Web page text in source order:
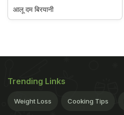
आलू दम बिरयानी
Trending Links
Weight Loss Cooking Tips